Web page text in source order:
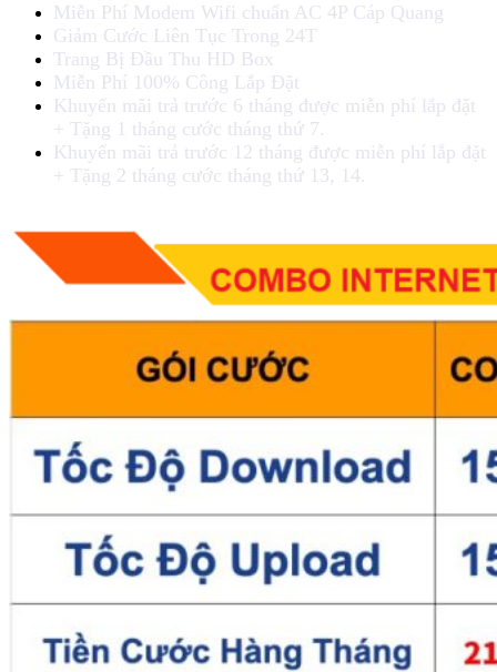
Miễn Phí Modem Wifi chuẩn AC 4P Cáp Quang
Giảm Cước Liên Tục Trong 24T
Trang Bị Đầu Thu HD Box
Miễn Phí 100% Công Lắp Đặt
Khuyến mãi trả trước 6 tháng được miễn phí lắp đặt
+ Tặng 1 tháng cước tháng thứ 7.
Khuyến mãi trả trước 12 tháng được miễn phí lắp đặt
+ Tặng 2 tháng cước tháng thứ 13, 14.